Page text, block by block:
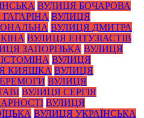
ВУЛИЦЯ БОЧАРОВА
ВУЛИЦЯ
ВУЛИЦЯ ДМИТРА
ВУЛИЦЯ ЕНТУЗІАСТІВ
ЗАПОРІЗЬКА ВУЛИЦЯ
ВУЛИЦЯ
КИЯШКА ВУЛИЦЯ
ВУЛИЦЯ
ВУЛИЦЯ СЕРГІЯ
ВУЛИЦЯ
ВУЛИЦЯ УКРАЇНСЬКА